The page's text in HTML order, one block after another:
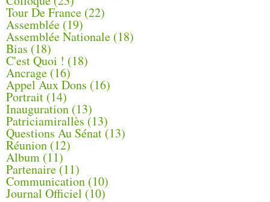
Tour De France (22)
Assemblée (19)
Assemblée Nationale (18)
Bias (18)
C'est Quoi ! (18)
Ancrage (16)
Appel Aux Dons (16)
Portrait (14)
Inauguration (13)
Patriciamirallès (13)
Questions Au Sénat(13)
Réunion (12)
Album (11)
Partenaire(11)
Communication (10)
Journal Officiel (10)